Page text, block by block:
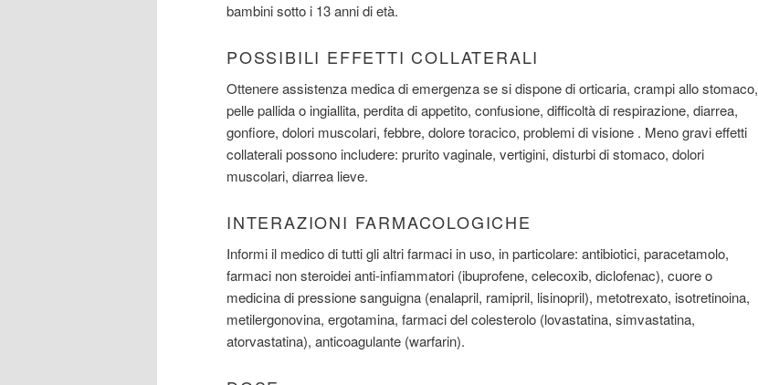
bambini sotto i 13 anni di età.
POSSIBILI EFFETTI COLLATERALI
Ottenere assistenza medica di emergenza se si dispone di orticaria, crampi allo stomaco,
pelle pallida o ingiallita, perdita di appetito, confusione, difficoltà di respirazione, diarrea,
gonfiore, dolori muscolari, febbre, dolore toracico, problemi di visione . Meno gravi effetti
collaterali possono includere: prurito vaginale, vertigini, disturbi di stomaco, dolori
muscolari, diarrea lieve.
INTERAZIONI FARMACOLOGICHE
Informi il medico di tutti gli altri farmaci in uso, in particolare: antibiotici, paracetamolo,
farmaci non steroidei anti-infiammatori (ibuprofene, celecoxib, diclofenac), cuore o
medicina di pressione sanguigna (enalapril, ramipril, lisinopril), metotrexato, isotretinoina,
metilergonovina, ergotamina, farmaci del colesterolo (lovastatina, simvastatina,
atorvastatina), anticoagulante (warfarin).